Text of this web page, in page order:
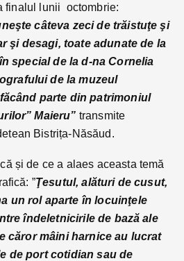
finalul lunii octombrie:
câteva zeci de trăistuţe şi
şi desagi, toate adunate de la
special de la d-na Cornelia
de la muzeul
parte din patrimoniul
Maieru” transmite
Bistrița-Năsăud.
și de ce a alaes aceasta temă
”Ţesutul, alături de cusut,
un rol aparte în locuinţele
îndeletnicirile de bază ale
căror mâini harnice au lucrat
de port cotidian sau de